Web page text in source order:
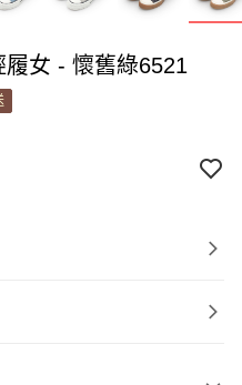
履女 - 懷舊綠6521